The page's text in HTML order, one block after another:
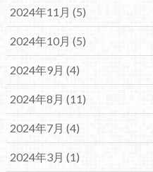
2024年11月 (5)
2024年10月 (5)
2024年9月 (4)
2024年8月 (11)
2024年7月 (4)
2024年3月 (1)